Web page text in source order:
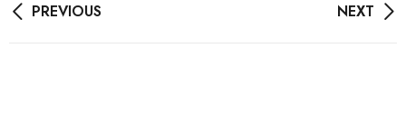
Post
PREVIOUS NEXT